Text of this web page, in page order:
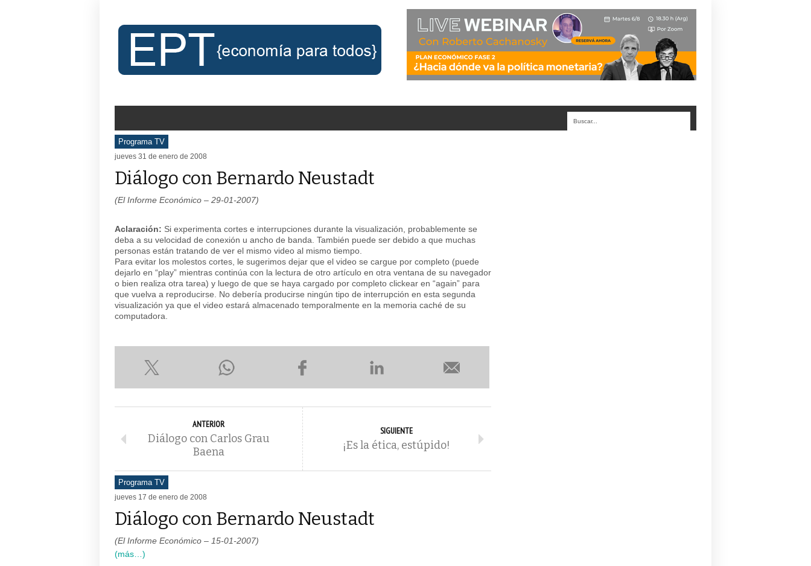
Programa TV
jueves 31 de enero de 2008
Diálogo con Bernardo Neustadt
(El Informe Económico – 29-01-2007)
Aclaración: Si experimenta cortes e interrupciones durante la visualización, probablemente se
deba a su velocidad de conexión u ancho de banda. También puede ser debido a que muchas
personas están tratando de ver el mismo video al mismo tiempo.
Para evitar los molestos cortes, le sugerimos dejar que el video se cargue por completo (puede
dejarlo en “play” mientras continúa con la lectura de otro artículo en otra ventana de su navegador
o bien realiza otra tarea) y luego de que se haya cargado por completo clickear en “again” para
que vuelva a reproducirse. No debería producirse ningún tipo de interrupción en esta segunda
visualización ya que el video estará almacenado temporalmente en la memoria caché de su
computadora.
ANTERIOR
Diálogo con Carlos Grau
Baena
SIGUIENTE
¡Es la ética, estúpido!
Programa TV
jueves 17 de enero de 2008
Diálogo con Bernardo Neustadt
(El Informe Económico – 15-01-2007)
(más…)